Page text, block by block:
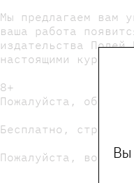
Мы предлагаем вам
ваша работа
издательства
настоящими
8+
Пожалуйста,
Бесплатно, строго
Пожалуйста,